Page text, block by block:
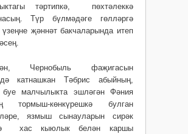
тәртипкә, пөхтәлеккә
Түр бүлмәдәге гөл­ләргә
үзеңне җәннәт бакчаларында итеп
Чернобыль фаҗигасын
катнашкан Тәбрис абыйның,
буе малчылыкта эшләгән Фәния
тормыш-көнкүрешкә булган
язмыш сынауларын сирәк
хас кыюлык белән каршы